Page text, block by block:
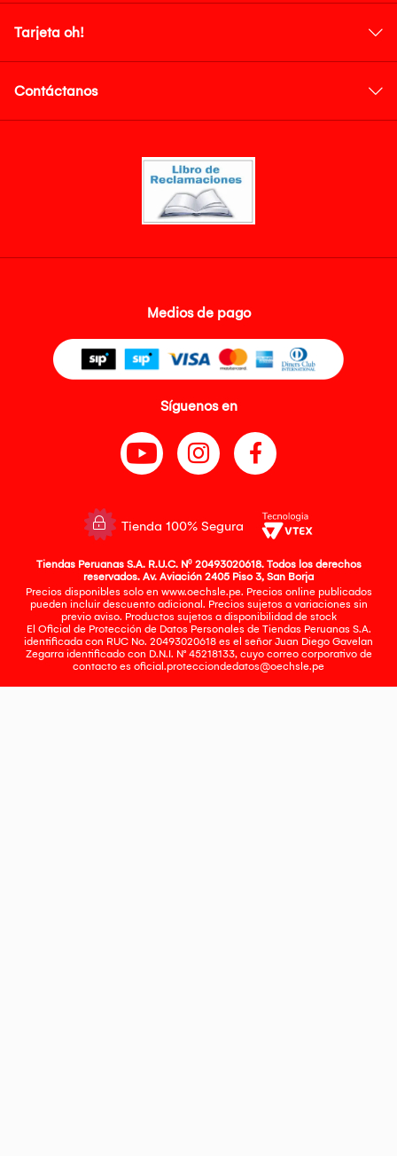
Tarjeta oh!
Contáctanos
Medios de pago
Síguenos en
Tienda 100% Segura
Tiendas Peruanas S.A. R.U.C. Nº 20493020618. Todos los derechos
reservados. Av. Aviación 2405 Piso 3, San Borja
Precios disponibles solo en www.oechsle.pe. Precios online publicados
pueden incluir descuento adicional. Precios sujetos a variaciones sin
previo aviso. Productos sujetos a disponibilidad de stock
El Oficial de Protección de Datos Personales de Tiendas Peruanas S.A.
identificada con RUC No. 20493020618 es el señor Juan Diego Gavelan
Zegarra identificado con D.N.I. N° 45218133, cuyo correo corporativo de
contacto es oficial.protecciondedatos@oechsle.pe